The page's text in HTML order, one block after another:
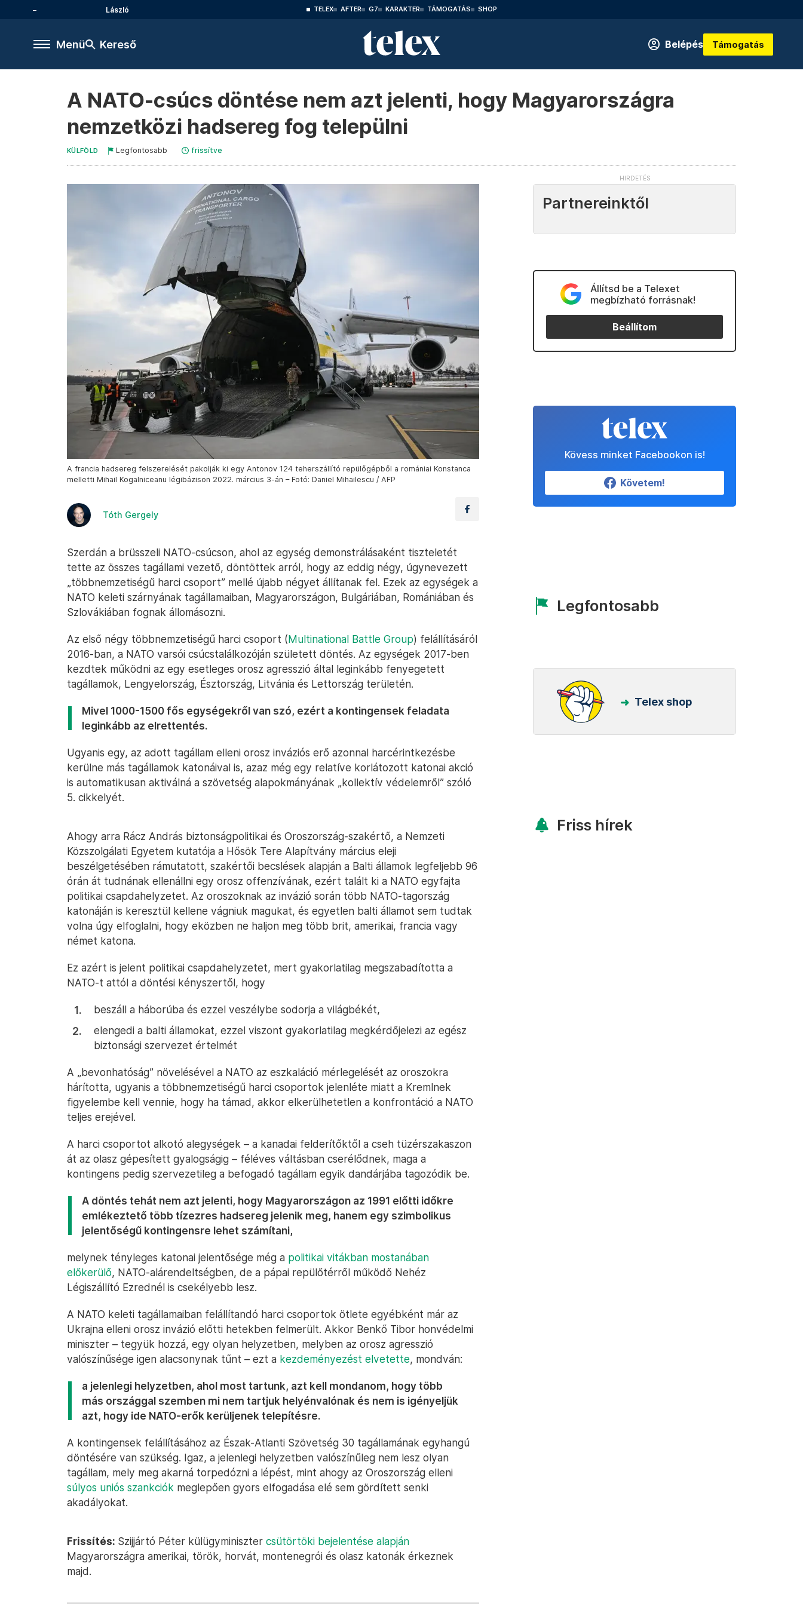
László TELEX AFTER G7 KARAKTER TÁMOGATÁS SHOP
Menü Kereső Belépés Támogatás
A NATO-csúcs döntése nem azt jelenti, hogy Magyarországra
nemzetközi hadsereg fog települni
KÜLFÖLD Legfontosabb frissítve
A francia hadsereg felszerelését pakolják ki egy Antonov 124 teherszállító repülőgépből a romániai Konstanca
melletti Mihail Kogalniceanu légibázison 2022. március 3-án – Fotó: Daniel Mihailescu / AFP
Tóth Gergely
Szerdán a brüsszeli NATO-csúcson, ahol az egység demonstrálásaként tiszteletét
tette az összes tagállami vezető, döntöttek arról, hogy az eddig négy, úgynevezett
„többnemzetiségű harci csoport” mellé újabb négyet állítanak fel. Ezek az egységek a
NATO keleti szárnyának tagállamaiban, Magyarországon, Bulgáriában, Romániában és
Szlovákiában fognak állomásozni.
Az első négy többnemzetiségű harci csoport (Multinational Battle Group) felállításáról
2016-ban, a NATO varsói csúcstalálkozóján született döntés. Az egységek 2017-ben
kezdtek működni az egy esetleges orosz agresszió által leginkább fenyegetett
tagállamok, Lengyelország, Észtország, Litvánia és Lettország területén.
Mivel 1000-1500 fős egységekről van szó, ezért a kontingensek feladata
leginkább az elrettentés.
Ugyanis egy, az adott tagállam elleni orosz inváziós erő azonnal harcérintkezésbe
kerülne más tagállamok katonáival is, azaz még egy relatíve korlátozott katonai akció
is automatikusan aktiválná a szövetség alapokmányának „kollektív védelemről” szóló
5. cikkelyét.
Ahogy arra Rácz András biztonságpolitikai és Oroszország-szakértő, a Nemzeti
Közszolgálati Egyetem kutatója a Hősök Tere Alapítvány március eleji
beszélgetésében rámutatott, szakértői becslések alapján a Balti államok legfeljebb 96
órán át tudnának ellenállni egy orosz offenzívának, ezért talált ki a NATO egyfajta
politikai csapdahelyzetet. Az oroszoknak az invázió során több NATO-tagország
katonáján is keresztül kellene vágniuk magukat, és egyetlen balti államot sem tudtak
volna úgy elfoglalni, hogy eközben ne haljon meg több brit, amerikai, francia vagy
német katona.
Ez azért is jelent politikai csapdahelyzetet, mert gyakorlatilag megszabadította a
NATO-t attól a döntési kényszertől, hogy
beszáll a háborúba és ezzel veszélybe sodorja a világbékét,
elengedi a balti államokat, ezzel viszont gyakorlatilag megkérdőjelezi az egész
biztonsági szervezet értelmét
A „bevonhatóság” növelésével a NATO az eszkaláció mérlegelését az oroszokra
hárította, ugyanis a többnemzetiségű harci csoportok jelenléte miatt a Kremlnek
figyelembe kell vennie, hogy ha támad, akkor elkerülhetetlen a konfrontáció a NATO
teljes erejével.
A harci csoportot alkotó alegységek – a kanadai felderítőktől a cseh tüzérszakaszon
át az olasz gépesített gyalogságig – féléves váltásban cserélődnek, maga a
kontingens pedig szervezetileg a befogadó tagállam egyik dandárjába tagozódik be.
A döntés tehát nem azt jelenti, hogy Magyarországon az 1991 előtti időkre
emlékeztető több tízezres hadsereg jelenik meg, hanem egy szimbolikus
jelentőségű kontingensre lehet számítani,
melynek tényleges katonai jelentősége még a politikai vitákban mostanában
előkerülő, NATO-alárendeltségben, de a pápai repülőtérről működő Nehéz
Légiszállító Ezrednél is csekélyebb lesz.
A NATO keleti tagállamaiban felállítandó harci csoportok ötlete egyébként már az
Ukrajna elleni orosz invázió előtti hetekben felmerült. Akkor Benkő Tibor honvédelmi
miniszter – tegyük hozzá, egy olyan helyzetben, melyben az orosz agresszió
valószínűsége igen alacsonynak tűnt – ezt a kezdeményezést elvetette, mondván:
a jelenlegi helyzetben, ahol most tartunk, azt kell mondanom, hogy több
más országgal szemben mi nem tartjuk helyénvalónak és nem is igényeljük
azt, hogy ide NATO-erők kerüljenek telepítésre.
A kontingensek felállításához az Észak-Atlanti Szövetség 30 tagállamának egyhangú
döntésére van szükség. Igaz, a jelenlegi helyzetben valószínűleg nem lesz olyan
tagállam, mely meg akarná torpedózni a lépést, mint ahogy az Oroszország elleni
súlyos uniós szankciók meglepően gyors elfogadása elé sem gördített senki
akadályokat.
Frissítés: Szijjártó Péter külügyminiszter csütörtöki bejelentése alapján
Magyarországra amerikai, török, horvát, montenegrói és olasz katonák érkeznek
majd.
Partnereinktől
Állítsd be a Telexet
megbízható forrásnak!
Beállítom
Kövess minket Facebookon is!
Követem!
Legfontosabb
Telex shop
Friss hírek